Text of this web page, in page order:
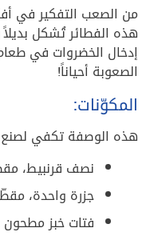
من الصعب التفكير في
هذه الفطائر تُشكل
إدخال الخضروات في
الصعوبة أحياناً!
المكوّنات:
هذه الوصفة تكفي لصنع
نصف قرنبيط،
جزرة واحدة،
فتات خبز مطحون